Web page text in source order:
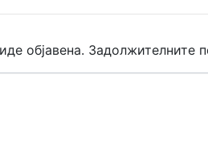
објавена. Задолжителните